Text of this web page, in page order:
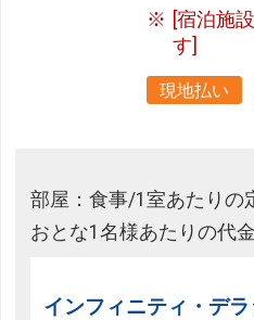
[宿泊施
す]
現地払い
部屋：食事/1室あたりの
おとな1名様あたりの代金
インフィニティ・デ